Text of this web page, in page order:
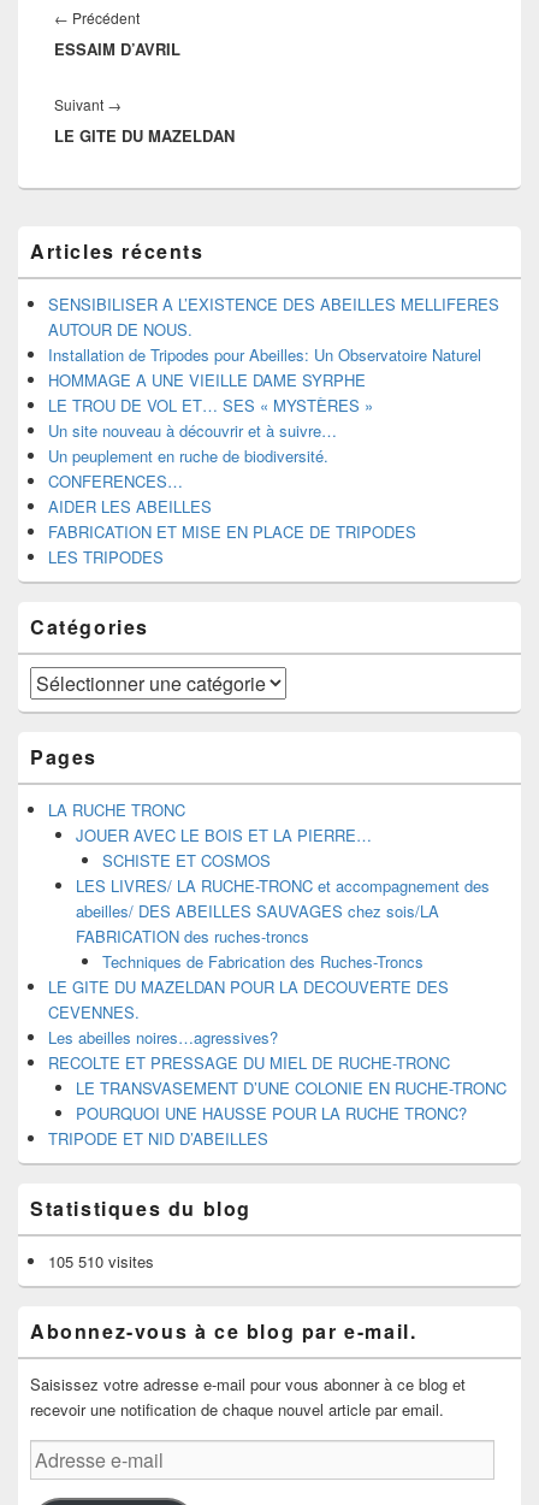
de
l’article
← PrécédentArticle
précédent :
ESSAIM D’AVRIL
Suivant →
suivant :
LE GITE DU MAZELDAN
principale
de
widget
barre
latérale
Articles récents
SENSIBILISER A L’EXISTENCE DES ABEILLES MELLIFERES
AUTOUR DE NOUS.
Installation de Tripodes pour Abeilles: Un Observatoire Naturel
HOMMAGE A UNE VIEILLE DAME SYRPHE
LE TROU DE VOL ET… SES « MYSTÈRES »
Un site nouveau à découvrir et à suivre…
Un peuplement en ruche de biodiversité.
CONFERENCES…
AIDER LES ABEILLES
FABRICATION ET MISE EN PLACE DE TRIPODES
LES TRIPODES
Catégories
Catégories
Pages
LA RUCHE TRONC
JOUER AVEC LE BOIS ET LA PIERRE…
SCHISTE ET COSMOS
LES LIVRES/ LA RUCHE-TRONC et accompagnement des
abeilles/ DES ABEILLES SAUVAGES chez sois/LA
FABRICATION des ruches-troncs
Techniques de Fabrication des Ruches-Troncs
LE GITE DU MAZELDAN POUR LA DECOUVERTE DES
CEVENNES.
Les abeilles noires…agressives?
RECOLTE ET PRESSAGE DU MIEL DE RUCHE-TRONC
LE TRANSVASEMENT D’UNE COLONIE EN RUCHE-TRONC
POURQUOI UNE HAUSSE POUR LA RUCHE TRONC?
TRIPODE ET NID D’ABEILLES
Statistiques du blog
105 510 visites
Abonnez-vous à ce blog par e-mail.
Saisissez votre adresse e-mail pour vous abonner à ce blog et
recevoir une notification de chaque nouvel article par email.
Adresse
e-